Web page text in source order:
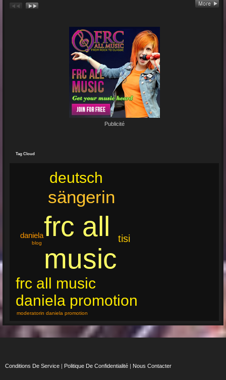
Junge un Mädcher vum Erbhof
Sommerfest 24.August.2024
In Köln Zollstock
Es war wieder eine mega Veranstaltung mit...
19 Jun 2024 22:29:33
Publicité
Tag Cloud
frc all
music
sängerin
frc all music
daniela promotion
deutsch
tisi
daniela
blog
moderatorin daniela promotion
Conditions De Service Politique De Confidentialité Nous Contacter